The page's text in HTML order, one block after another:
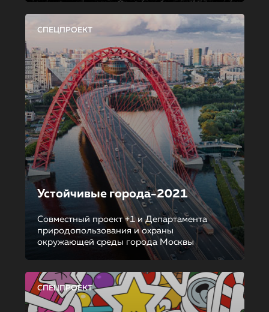
СПЕЦПРОЕКТ
Устойчивые города-2021
Совместный проект +1 и Департамента
природопользования и охраны
окружающей среды города Москвы
СПЕЦПРОЕКТ